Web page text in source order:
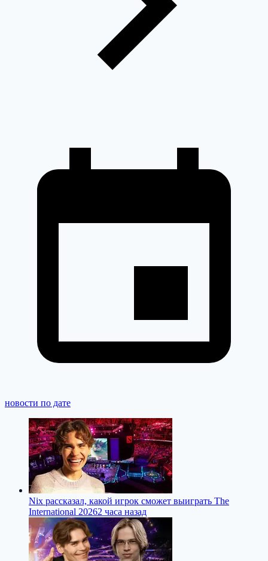
новости по дате
Nix рассказал, какой игрок сможет выиграть The
International 20262 часа назад